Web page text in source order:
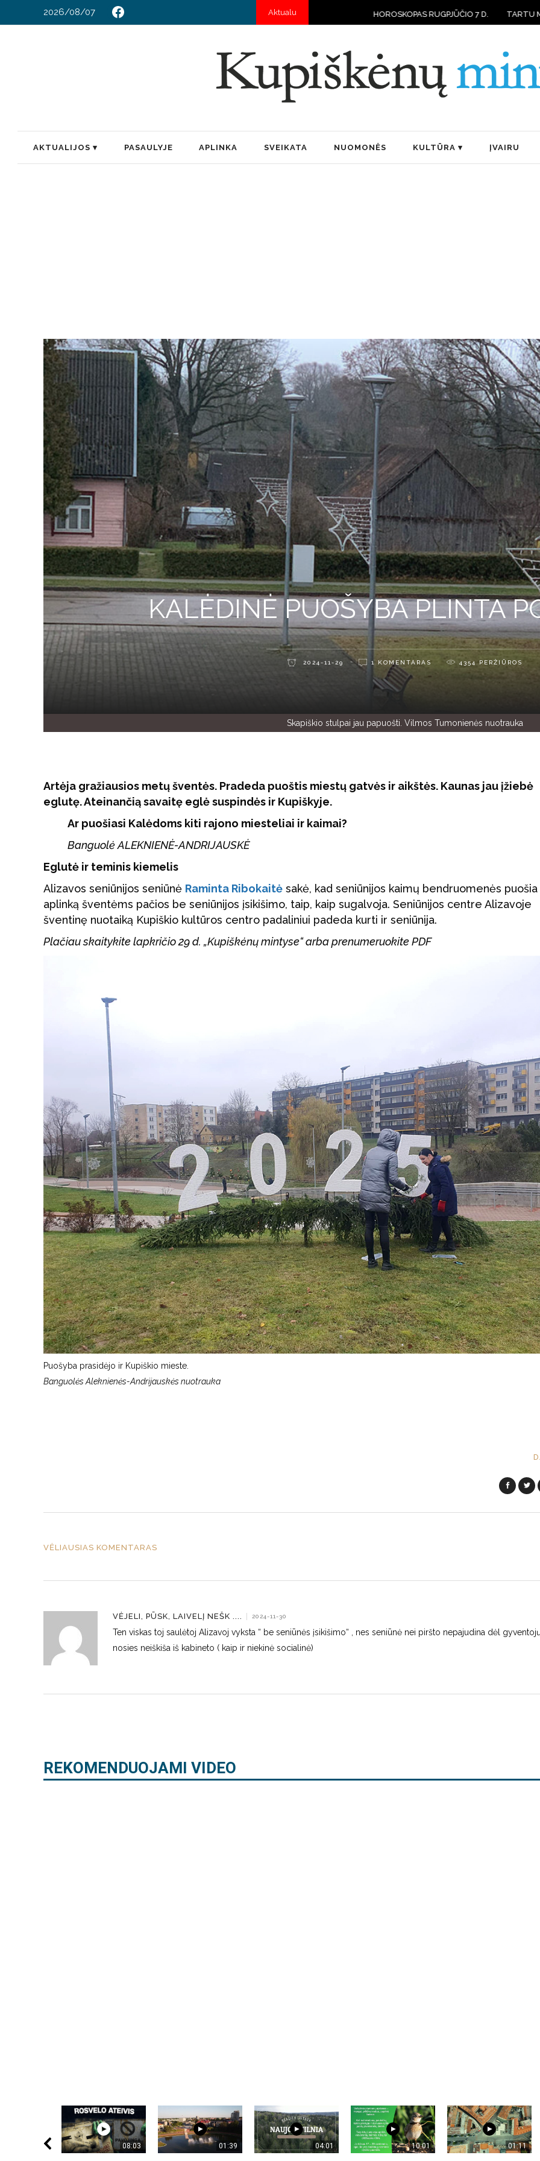
2026/08/07 AktualuHOROSKOPAS RUGPJŪČIO 7 D. TARTU MOKYKLOSE VAIKAI
AKTUALIJOS PASAULYJE APLINKA SVEIKATA NUOMONĖS KULTŪRA ĮVAIRU
KALĖDINĖ PUOŠYBA PLINTA
2024-11-29 1 KOMENTARAS 4354 PERŽIŪROS
Skapiškio stulpai jau papuošti. Vilmos Tumonienės nuotrauka
Artėja gražiausios metų šventės. Pradeda puoštis miestų gatvės ir aikštės. Kaunas jau įžiebė
eglutę. Ateinančią savaitę eglė suspindės ir Kupiškyje.
Ar puošiasi Kalėdoms kiti rajono miesteliai ir kaimai?
Banguolė ALEKNIENĖ-ANDRIJAUSKĖ
Eglutė ir teminis kiemelis
Alizavos seniūnijos seniūnė Raminta Ribokaitė sakė, kad seniūnijos kaimų bendruomenės
aplinką šventėms pačios be seniūnijos įsikišimo, taip, kaip sugalvoja. Seniūnijos centre Alizavoje
šventinę nuotaiką Kupiškio kultūros centro padaliniui padeda kurti ir seniūnija.
Plačiau skaitykite lapkričio 29 d. „Kupiškėnų mintyse“ arba prenumeruokite PDF
Puošyba prasidėjo ir Kupiškio mieste.
Banguolės Aleknienės-Andrijauskės nuotrauka
VĖLIAUSIAS KOMENTARAS
VĖJELI, PŪSK, LAIVELĮ NEŠK .... | 2024-11-30
Ten viskas toj saulėtoj Alizavoj vyksta “ be seniūnės įsikišimo“ , nes seniūnė nei piršto nepajudina dėl
nosies neiškiša iš kabineto ( kaip ir niekinė socialinė)
REKOMENDUOJAMI VIDEO
08:03 01:39 04:01 10:01 01:11